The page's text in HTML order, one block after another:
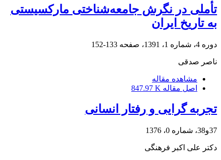
تأملی در نگرش جامعه‌شناختی مارکسیستی
به تاریخ ایران
دوره 4، شماره 1، 1391، صفحه 133-152
ناصر صدقی
مشاهده مقاله
اصل مقاله 847.97 K
تجربه گرایی و رفتار انسانی
37و38، شماره 0، 1376
دکتر علی اکبر فرهنگی